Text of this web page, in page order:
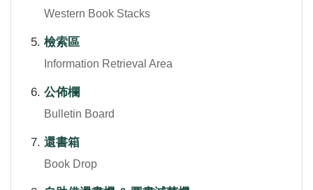
Western Book Stacks
檢索區
Information Retrieval Area
公佈欄
Bulletin Board
還書箱
Book Drop